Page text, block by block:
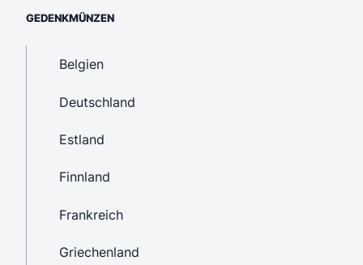
GEDENKMÜNZEN
Belgien
Deutschland
Estland
Finnland
Frankreich
Griechenland